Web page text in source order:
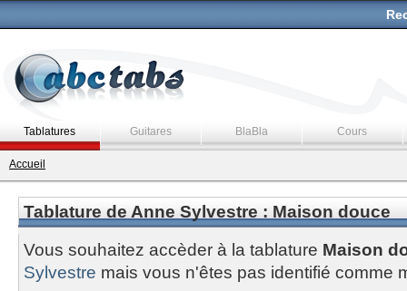
Tablatures Guitares BlaBla Cours
Accueil
Tablature de Anne Sylvestre : Maison douce
Vous souhaitez accèder à la tablature Maison
Sylvestre mais vous n'êtes pas identifié comme